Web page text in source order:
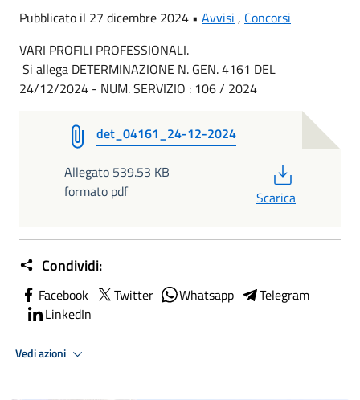
Pubblicato il 27 dicembre 2024 • Avvisi , Concorsi
VARI PROFILI PROFESSIONALI.
Si allega DETERMINAZIONE N. GEN. 4161 DEL
24/12/2024 - NUM. SERVIZIO : 106 / 2024
det_04161_24-12-2024
Allegato 539.53 KB
formato pdf
Scarica
Condividi:
Facebook Twitter Whatsapp
Telegram
LinkedIn
Vedi azioni